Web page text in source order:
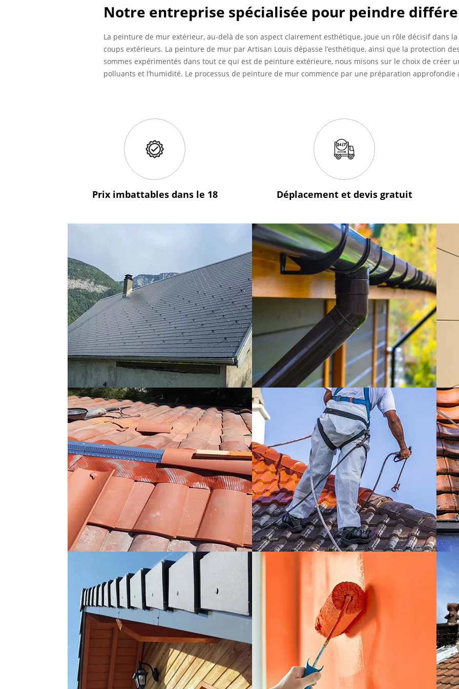
Notre entreprise spécialisée pour peindre
La peinture de mur extérieur, au-delà de son aspect clairement esthétique, joue un rôle décisif dans
coups extérieurs. La peinture de mur par Artisan Louis dépasse l’esthétique, ainsi que la protection
sommes expérimentés dans tout ce qui est de peinture extérieure, nous misons sur le choix de créer
polluants et l’humidité. Le processus de peinture de mur commence par une préparation
Prix imbattables dans le 18 Déplacement et devis gratuit